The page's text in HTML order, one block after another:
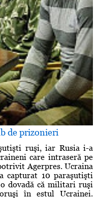
de prizonieri
ruşi, iar Rusia i-a
care intraseră pe
Agerpres. Ucraina
capturat 10 paraşutişti
dovadă că militari ruşi
în estul Ucrainei.